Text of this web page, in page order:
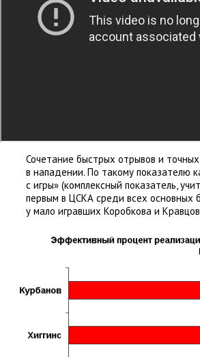
Сочетание быстрых отрывов и
в нападении. По такому показателю
с игры» (комплексный показатель,
первым в ЦСКА среди всех основных
у мало игравших Коробкова и